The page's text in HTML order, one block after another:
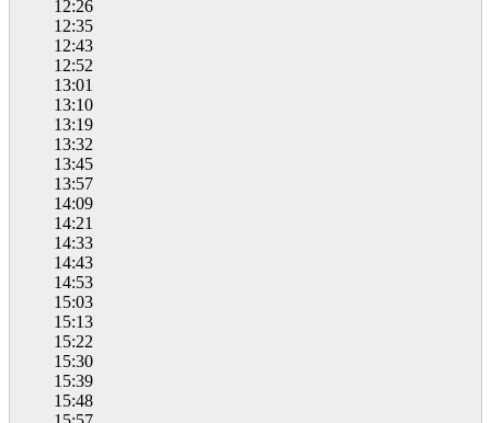
12:26
12:35
12:43
12:52
13:01
13:10
13:19
13:32
13:45
13:57
14:09
14:21
14:33
14:43
14:53
15:03
15:13
15:22
15:30
15:39
15:48